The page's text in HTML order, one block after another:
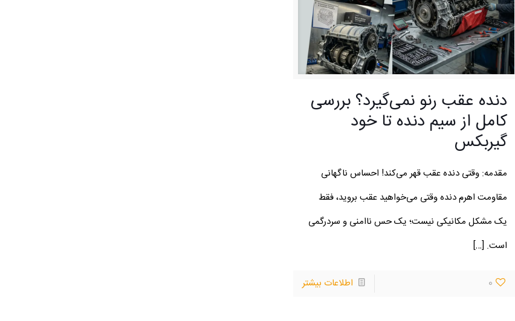
دنده عقب رنو نمی‌گیرد؟ بررسی
کامل از سیم دنده تا خود
گیربکس
مقدمه: وقتی دنده عقب قهر می‌کند! احساس ناگهانی
مقاومت اهرم دنده وقتی می‌خواهید عقب بروید، فقط
یک مشکل مکانیکی نیست؛ یک حس ناامنی و سردرگمی
است. […]
0 اطلاعات بیشتر
تعمیرگاه تخصصی رنو مهندس ابراهیمی
استان البرز، شهر کرج، ابتدای جاده چالوس، نبش میدان حافظ
، تعمیرگاه تخصصی رنو مهندس ابراهيمی
تلفن تماس : 09127908496
تلفن تماس :16 284 284 021
ebrahimi.mehdi.1984@gmail.com